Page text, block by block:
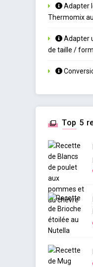
Adapter
Thermomix
Adapter
de taille /
Top 5